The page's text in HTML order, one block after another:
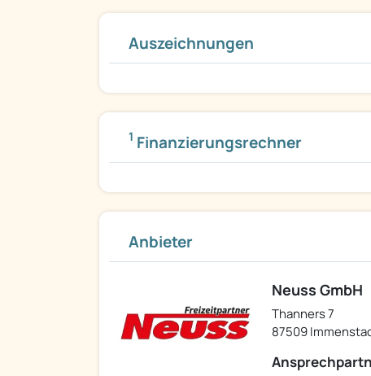
Auszeichnungen
1 Finanzierungsrechner
Anbieter
Neuss GmbH
Thanners 7
87509